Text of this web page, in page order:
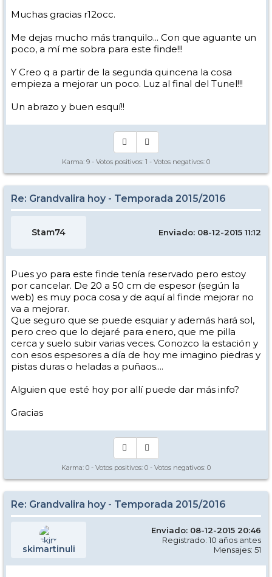
Muchas gracias r12occ.
Me dejas mucho más tranquilo... Con que aguante un
poco, a mí me sobra para este finde!!!
Y Creo q a partir de la segunda quincena la cosa
empieza a mejorar un poco. Luz al final del Tunel!!!
Un abrazo y buen esquí!!
Karma: 9 - Votos positivos: 1 - Votos negativos: 0
Re: Grandvalira hoy - Temporada 2015/2016
Stam74 Enviado: 08-12-2015 11:12
Pues yo para este finde tenía reservado pero estoy
por cancelar. De 20 a 50 cm de espesor (según la
web) es muy poca cosa y de aquí al finde mejorar no
va a mejorar.
Que seguro que se puede esquiar y además hará sol,
pero creo que lo dejaré para enero, que me pilla
cerca y suelo subir varias veces. Conozco la estación y
con esos espesores a día de hoy me imagino piedras y
pistas duras o heladas a puñaos....
Alguien que esté hoy por allí puede dar más info?
Gracias
Karma: 0 - Votos positivos: 0 - Votos negativos: 0
Re: Grandvalira hoy - Temporada 2015/2016
skimartinuli
Enviado: 08-12-2015 20:46
Registrado: 10 años antes
Mensajes: 51